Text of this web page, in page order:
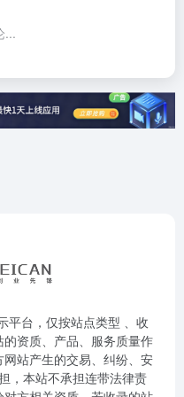
...
平台，仅按站点类型 、收
资质、产品、服务质量作
站产生的交易、纠纷、安
，本站不承担连带法律责